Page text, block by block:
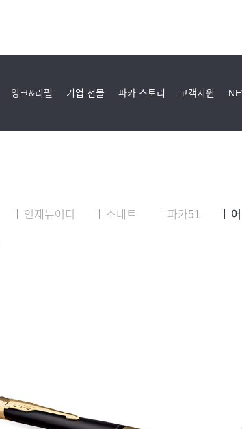
잉크&리필 기업 선물 파카 스토리 고객지원
인제뉴어티 소네트 파카51